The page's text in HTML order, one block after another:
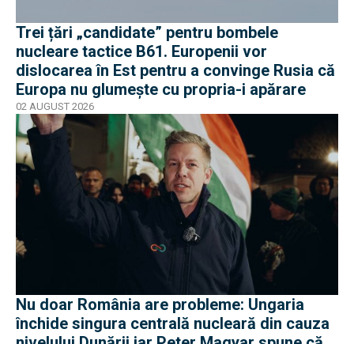
Trei țări „candidate” pentru bombele
nucleare tactice B61. Europenii vor
dislocarea în Est pentru a convinge Rusia că
Europa nu glumește cu propria-i apărare
02 AUGUST 2026
Nu doar România are probleme: Ungaria
închide singura centrală nucleară din cauza